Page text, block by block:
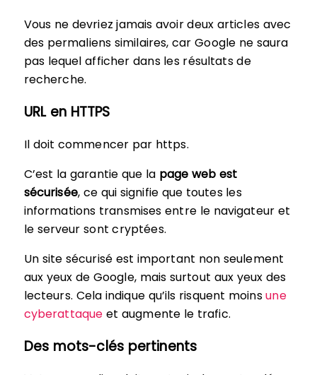
Vous ne devriez jamais avoir deux articles avec
des permaliens similaires, car Google ne saura
pas lequel afficher dans les résultats de
recherche.
URL en HTTPS
Il doit commencer par https.
C’est la garantie que la page web est
sécurisée, ce qui signifie que toutes les
informations transmises entre le navigateur et
le serveur sont cryptées.
Un site sécurisé est important non seulement
aux yeux de Google, mais surtout aux yeux des
lecteurs. Cela indique qu’ils risquent moinsune
cyberattaque et augmente le trafic.
Des mots-clés pertinents